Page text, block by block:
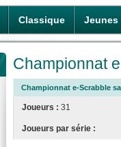
Classique Jeunes
Championnat
Championnat e-Scrabble
Joueurs : 31
Joueurs par série :